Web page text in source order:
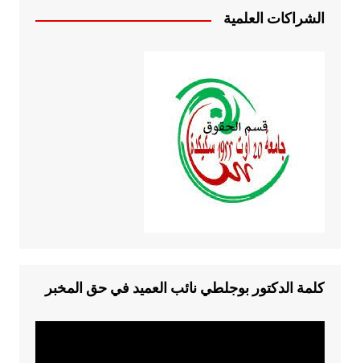
الشراكات العلمية
كلمة الدكتور بوجلطي نائب العميد في حق المخبر